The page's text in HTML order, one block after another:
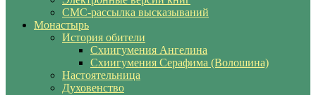
СМС-рассылка высказываний
Монастырь
История обители
Схиигумения Ангелина
Схиигумения Серафима (Волошина)
Настоятельница
Духовенство